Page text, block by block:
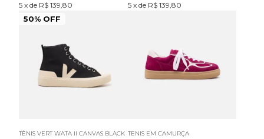
5 x de R$ 139,80 5 x de R$ 139,80
50% OFF
TÊNIS VERT WATA II CANVAS BLACK TENIS EM CAMURÇA